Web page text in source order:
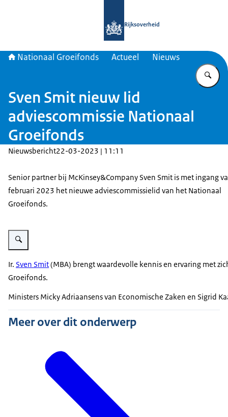
Rijksoverheid
Nationaal Groeifonds Actueel Nieuws
Sven Smit nieuw lid
adviescommissie Nationaal
Groeifonds
Nieuwsbericht22-03-2023 | 11:11
Senior partner bij McKinsey&Company Sven Smit is met ingang
februari 2023 het nieuwe adviescommissielid van het Nationaal
Groeifonds.
Vergroot afbeelding Sven Smit
Ir. Sven Smit(MBA) brengt waardevolle kennis en ervaring met
Groeifonds.
Ministers Micky Adriaansens van Economische Zaken en Sigrid
Meer over dit onderwerp